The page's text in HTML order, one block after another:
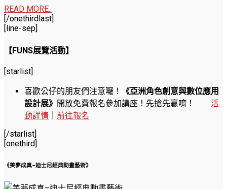
READ MORE..
[/onethirdlast]
[line-sep]
【FUNS展覽活動】
[starlist]
喜歡公仔的朋友們注意囉！
《亞洲角色創意與數位應用
設計展》 開放免費報名參加講座！先搶先贏唷！ 活
動詳情
前往報名
[/starlist]
[onethird]
《美夢成真–迪士尼經典動畫藝術》